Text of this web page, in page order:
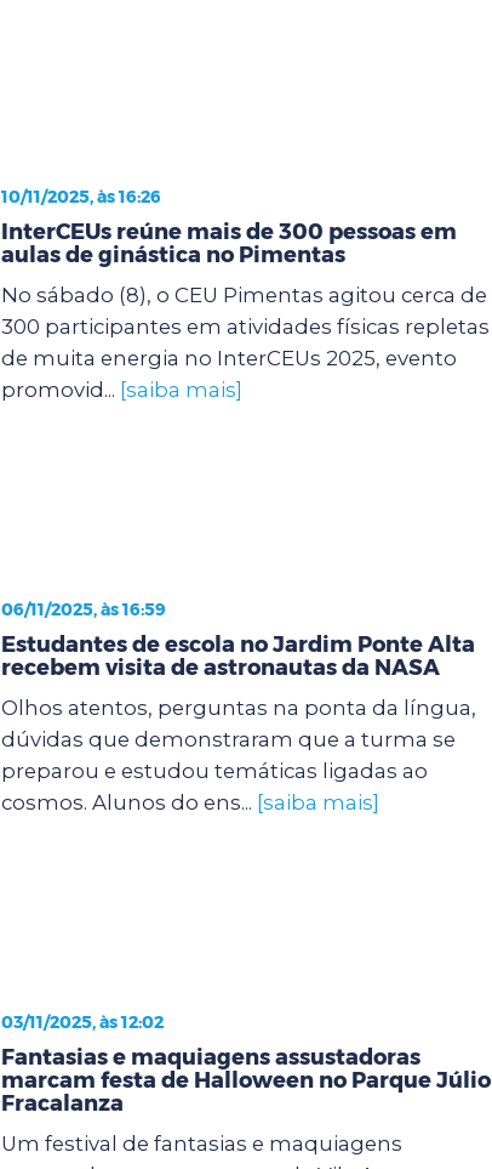
10/11/2025, às 16:26
InterCEUs reúne mais de 300 pessoas em
aulas de ginástica no Pimentas
No sábado (8), o CEU Pimentas agitou cerca de
300 participantes em atividades físicas repletas
de muita energia no InterCEUs 2025, evento
promovid... [saiba mais]
06/11/2025, às 16:59
Estudantes de escola no Jardim Ponte Alta
recebem visita de astronautas da NASA
Olhos atentos, perguntas na ponta da língua,
dúvidas que demonstraram que a turma se
preparou e estudou temáticas ligadas ao
cosmos. Alunos do ens... [saiba mais]
03/11/2025, às 12:02
Fantasias e maquiagens assustadoras
marcam festa de Halloween no Parque Júlio
Fracalanza
Um festival de fantasias e maquiagens